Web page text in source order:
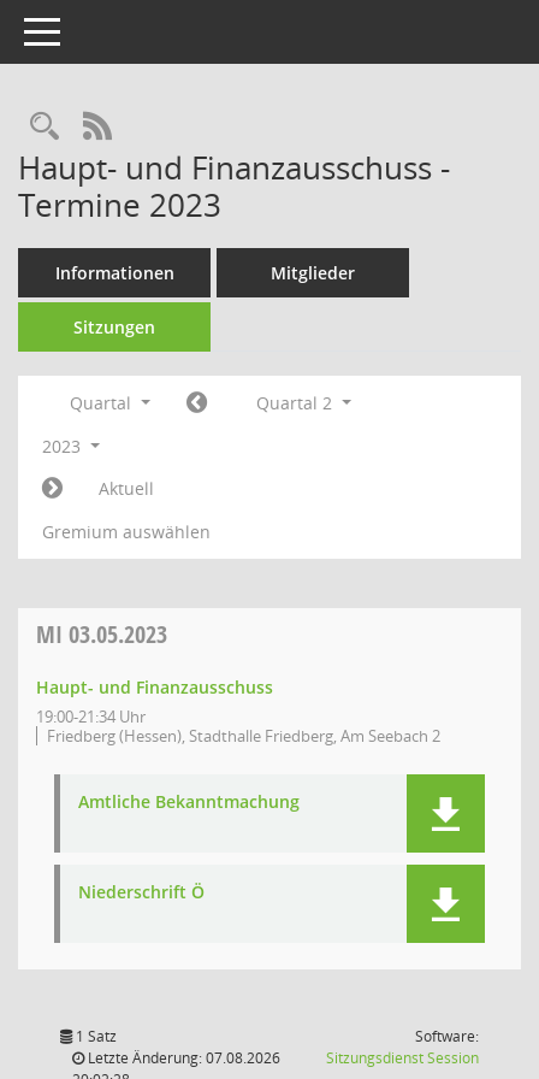
Toggle navigation
Rechercheauswahl
RSS-Feed
Haupt- und Finanzausschuss -
Termine 2023
Informationen Mitglieder
Sitzungen
Quartal
Quartal 2
2023
Aktuell
Gremium auswählen
MI 03.05.2023
Haupt- und Finanzausschuss
19:00-21:34 Uhr
Friedberg (Hessen), Stadthalle Friedberg, Am Seebach 2
Amtliche Bekanntmachung
Niederschrift Ö
1 Satz
Letzte Änderung: 07.08.2026
Software:
SitzungsdienstSession(Wird in